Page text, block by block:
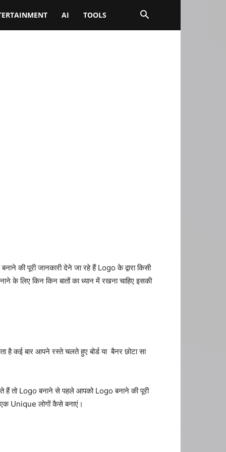
AI TOOLS
बनाने की पूरी जानकारी देने जा रहे हैं Logo के द्वारा किसी
के लिए किन किन बातों का ध्यान में रखना चाहिए इसकी
है कई बार आपने रस्ते चलते हुए बोर्ड या बैनर छोटा सा
तो Logo बनाने से पहले आपको Logo बनाने की पूरी
एक Unique लोगों कैसे बनाएं।